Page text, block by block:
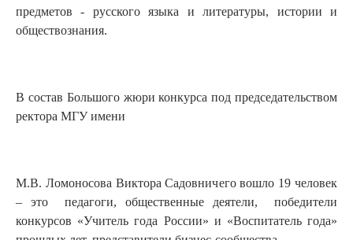
предметов - русского языка и литературы, истории и
обществознания.
В состав Большого жюри конкурса под председательством
ректора МГУ имени
М.В. Ломоносова Виктора Садовничего вошло 19 человек
– это педагоги, общественные деятели, победители
конкурсов «Учитель года России» и «Воспитатель года»